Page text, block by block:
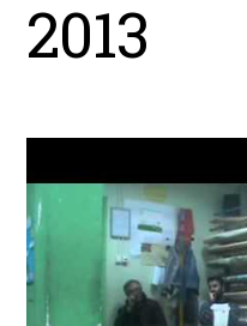
2013